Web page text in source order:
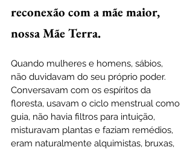
reconexão com a mãe maior,
nossa Mãe Terra.
Quando mulheres e homens, sábios,
não duvidavam do seu próprio poder.
Conversavam com os espíritos da
floresta, usavam o ciclo menstrual como
guia, não havia filtros para intuição,
misturavam plantas e faziam remédios,
eram naturalmente alquimistas, bruxas,